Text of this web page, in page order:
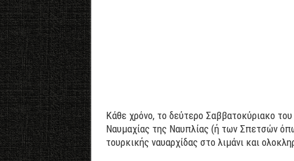
Κάθε χρόνο, το δεύτερο Σαββατοκύριακο
Ναυμαχίας της Ναυπλίας (ή των Σπετσών
τουρκικής ναυαρχίδας στο λιμάνι και